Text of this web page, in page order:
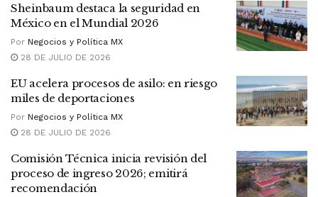
Sheinbaum destaca la seguridad en
México en el Mundial 2026
Por Negocios y Política MX
28 DE JULIO DE 2026
EU acelera procesos de asilo: en riesgo
miles de deportaciones
Por Negocios y Política MX
28 DE JULIO DE 2026
Comisión Técnica inicia revisión del
proceso de ingreso 2026; emitirá
recomendación